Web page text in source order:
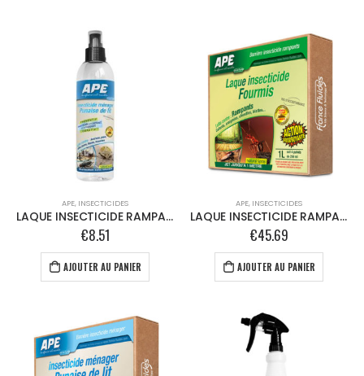
APE, INSECTICIDES
LAQUE INSECTICIDE RAMPANTS – 250ml
€8.51
AJOUTER AU PANIER
APE, INSECTICIDES
LAQUE INSECTICIDE RAMPANTS – Kit 4 X Sprayeur 250 ml
€45.69
AJOUTER AU PANIER